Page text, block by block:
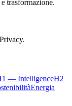
trasformazione.
— IntelligenceH2
Energia